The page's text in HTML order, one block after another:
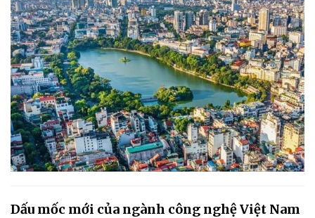
Dấu mốc mới của ngành công nghệ Việt Nam